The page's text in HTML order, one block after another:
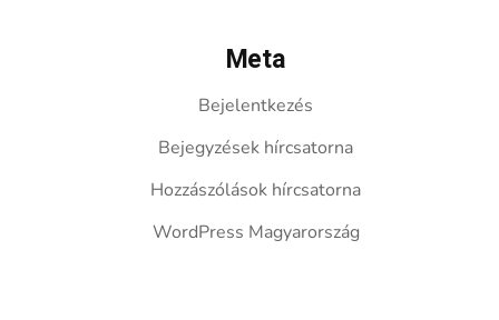
Meta
Bejelentkezés
Bejegyzések hírcsatorna
Hozzászólások hírcsatorna
WordPress Magyarország